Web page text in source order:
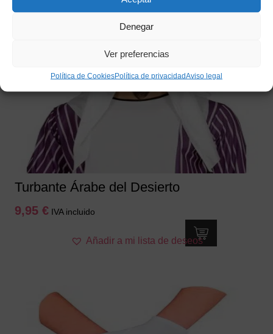
Denegar
Ver preferencias
Política de CookiesPolítica de privacidadAviso legal
Turbante Árabe del Desierto
9,95 € IVA incluido
Añadir a mi lista de deseos